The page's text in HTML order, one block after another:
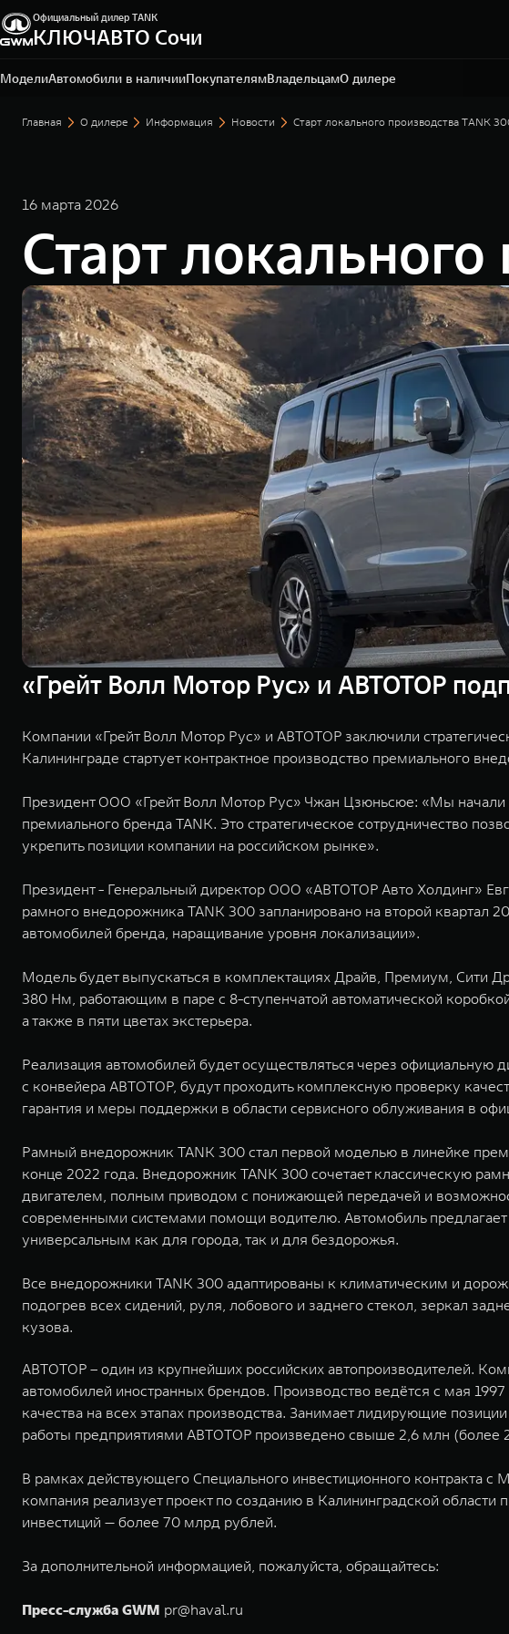
Официальный дилер TANK
КЛЮЧАВТО Сочи
МоделиАвтомобили в наличииПокупателямВладельцамО дилере
Сочи, ул. Кипарисовая, 16/1
+7 (862) 445-62-01
Главная О дилере Информация Новости Старт локального производства TANK
16 марта 2026
Старт
«Грейт Волл Мотор Рус» и АВТОТОР
Компании «Грейт Волл Мотор Рус» и АВТОТОР заключили
Калининграде стартует контрактное производство премиального
Президент ООО «Грейт Волл Мотор Рус» Чжан Цзюньсюе: «Мы
премиального бренда TANK. Это стратегическое сотрудничество
укрепить позиции компании на российском рынке».
Президент - Генеральный директор ООО «АВТОТОР Авто Холдинг»
рамного внедорожника TANK 300 запланировано на второй квартал
автомобилей бренда, наращивание уровня локализации».
Модель будет выпускаться в комплектациях Драйв, Премиум,
380 Нм, работающим в паре с 8-ступенчатой автоматической
а также в пяти цветах экстерьера.
Реализация автомобилей будет осуществляться через
с конвейера АВТОТОР, будут проходить комплексную проверку
гарантия и меры поддержки в области сервисного облуживания в
Рамный внедорожник TANK 300 стал первой моделью в линейке
конце 2022 года. Внедорожник TANK 300 сочетает классическую
двигателем, полным приводом с понижающей передачей и
современными системами помощи водителю. Автомобиль
универсальным как для города, так и для бездорожья.
Все внедорожники TANK 300 адаптированы к климатическим и
подогрев всех сидений, руля, лобового и заднего стекол, зеркал
кузова.
АВТОТОР – один из крупнейших российских автопроизводителей.
автомобилей иностранных брендов. Производство ведётся с мая
качества на всех этапах производства. Занимает лидирующие
работы предприятиями АВТОТОР произведено свыше 2,6 млн
В рамках действующего Специального инвестиционного контракта
компания реализует проект по созданию в Калининградской
инвестиций — более 70 млрд рублей.
За дополнительной информацией, пожалуйста, обращайтесь:
Пресс-служба GWM pr@haval.ru